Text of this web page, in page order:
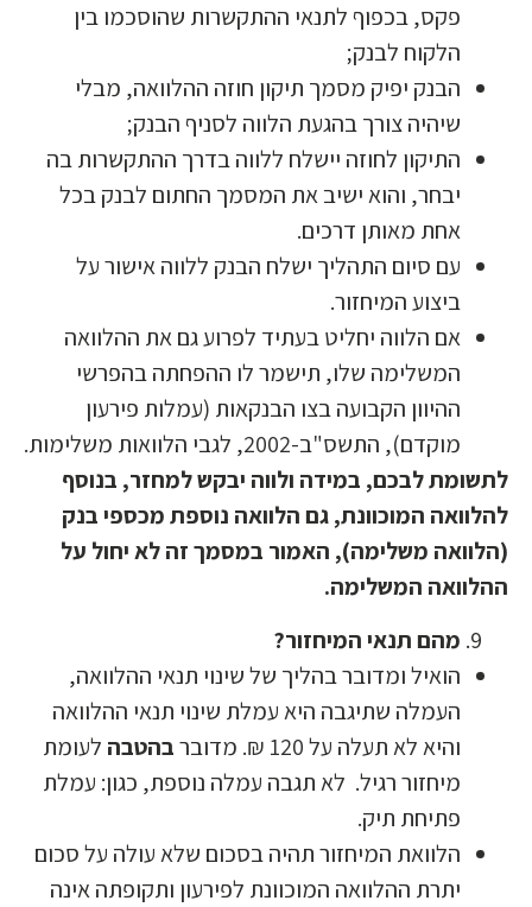
פקס, בכפוף לתנאי ההתקשרות שהוסכמו בין
הלקוח לבנק;
הבנק יפיק מסמך תיקון חוזה ההלוואה, מבלי
שיהיה צורך בהגעת הלווה לסניף הבנק;
התיקון לחוזה יישלח ללווה בדרך ההתקשרות בה
יבחר, והוא ישיב את המסמך החתום לבנק בכל
אחת מאותן דרכים.
עם סיום התהליך ישלח הבנק ללווה אישור על
ביצוע המיחזור.
אם הלווה יחליט בעתיד לפרוע גם את ההלוואה
המשלימה שלו, תישמר לו ההפחתה בהפרשי
ההיוון הקבועה בצו הבנקאות (עמלות פירעון
מוקדם), התשס"ב-2002, לגבי הלוואות משלימות.
לבכם, במידה ולווה יבקש למחזר, בנוסף
המוכוונת, גם הלוואה נוספת מכספי בנק
משלימה), האמור במסמך זה לא יחול על
המשלימה.
מהם תנאי המיחזור?
הואיל ומדובר בהליך של שינוי תנאי ההלוואה,
העמלה שתיגבה היא עמלת שינוי תנאי ההלוואה
והיא לא תעלה על 120 ₪. מדובר
בהטבהלעומת
מיחזור רגיל. לא תגבה עמלה נוספת, כגון: עמלת
פתיחת תיק.
הלוואת המיחזור תהיה בסכום שלא עולה על סכום
יתרת ההלוואה המוכוונת לפירעון ותקופתה אינה